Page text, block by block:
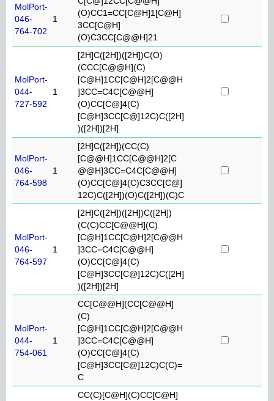
MolPort-
046-
764-702
1
(O)CC1=CC[C@H]1[C@H]
3CC[C@H]
(O)C3CC[C@@H]21
MolPort-
044-
727-592
1
[2H]C([2H])([2H])C(O)
(CCC[C@@H](C)
[C@H]1CC[C@H]2[C@@H
]3CC=C4C[C@@H]
(O)CC[C@]4(C)
[C@H]3CC[C@]12C)C([2H]
)([2H])[2H]
MolPort-
046-
764-598
1
[2H]C([2H])(CC(C)
[C@@H]1CC[C@@H]2[C
@@H]3CC=C4C[C@@H]
(O)CC[C@]4(C)C3CC[C@]
12C)C([2H])(O)C([2H])(C)C
MolPort-
046-
764-597
1
[2H]C([2H])([2H])C([2H])
(C(C)CC[C@@H](C)
[C@H]1CC[C@H]2[C@@H
]3CC=C4C[C@@H]
(O)CC[C@]4(C)
[C@H]3CC[C@]12C)C([2H]
)([2H])[2H]
MolPort-
044-
754-061
1
CC[C@@H](CC[C@@H]
(C)
[C@H]1CC[C@H]2[C@@H
]3CC=C4C[C@@H]
(O)CC[C@]4(C)
[C@H]3CC[C@]12C)C(C)=
C
CC(C)[C@H](C)CC[C@H]